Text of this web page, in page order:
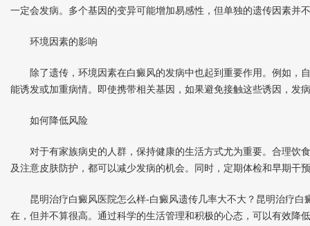
一定会发病。多个基因的变异可能增加易感性，但单独的遗传因素并
环境因素的影响
除了遗传，环境因素在白癜风的发病中也起到重要作用。例如，
能诱发或加重病情。即使携带相关基因，如果避免接触这些诱因，发
如何降低风险
对于有家族病史的人群，保持健康的生活方式尤为重要。合理饮
及注意皮肤防护，都可以减少发病的机会。同时，定期体检和早期干
昆明治疗白癜风医院怎么样-白癜风遗传几率大不大？昆明治疗白
在，但并不算很高。通过科学的生活管理和积极的心态，可以有效降